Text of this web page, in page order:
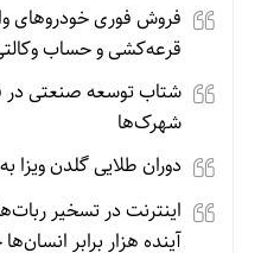
قرعه‌کشی و حساب
شتاب توسعه صنعتی در
شهرک‌ها
دوران طلایی گلدن ویزا
آینده هزار برابر